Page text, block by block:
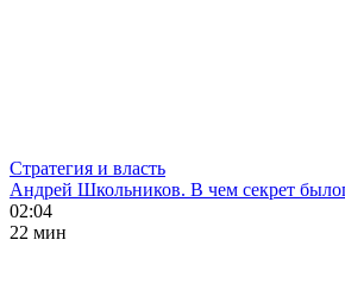
Стратегия и власть
Андрей Школьников. В чем секрет
02:04
22 мин